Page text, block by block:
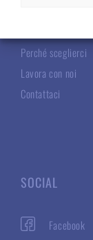
Perché sceglierci
Lavora con noi
Contattaci
SOCIAL
Facebook